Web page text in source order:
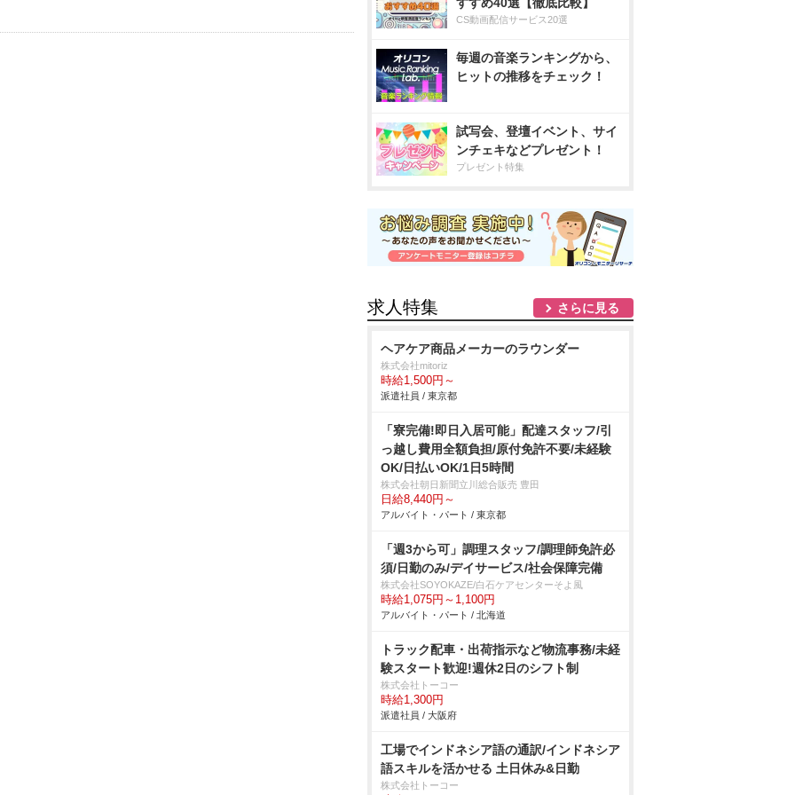
CS動画配信サービス20選
毎週の音楽ランキングから、
ヒットの推移をチェック！
試写会、登壇イベント、サイ
ンチェキなどプレゼント！
プレゼント特集
求人特集 さらに見る
ヘアケア商品メーカーのラウンダー
株式会社mitoriz
時給1,500円～
派遣社員 / 東京都
「寮完備!即日入居可能」配達スタッフ/引
っ越し費用全額負担/原付免許不要/未経験
OK/日払いOK/1日5時間
株式会社朝日新聞立川総合販売 豊田
日給8,440円～
アルバイト・パート / 東京都
「週3から可」調理スタッフ/調理師免許必
須/日勤のみ/デイサービス/社会保障完備
株式会社SOYOKAZE/白石ケアセンターそよ風
時給1,075円～1,100円
アルバイト・パート / 北海道
トラック配車・出荷指示など物流事務/未経
験スタート歓迎!週休2日のシフト制
株式会社トーコー
時給1,300円
派遣社員 / 大阪府
工場でインドネシア語の通訳/インドネシア
語スキルを活かせる 土日休み&日勤
株式会社トーコー